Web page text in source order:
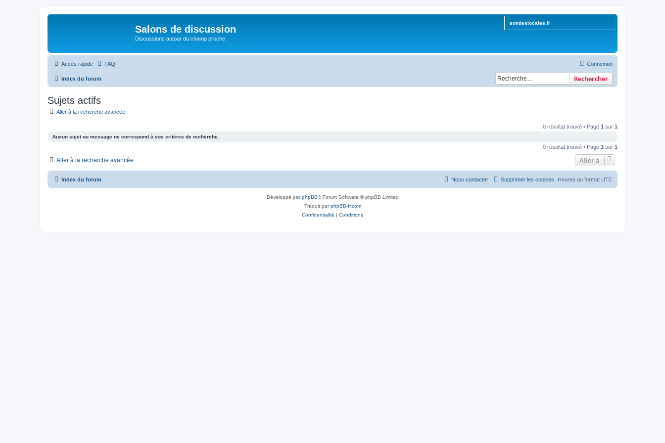
Salons de discussion
Discussions autour du champ proche
sondeslocales.fr
Accès rapide FAQ Connexion
Index du forum Rechercher
Sujets actifs
Aller à la recherche avancée
0 résultat trouvé • Page 1 sur 1
Aucun sujet ou message ne correspond à vos critères de recherche.
0 résultat trouvé • Page 1 sur 1
Aller à la recherche avancée Aller à
Index du forum Heures au format UTC
Supprimer les cookies
Nous contacter
Développé parphpBB® Forum Software © phpBB Limited
Traduit parphpBB-fr.com
Confidentialité | Conditions